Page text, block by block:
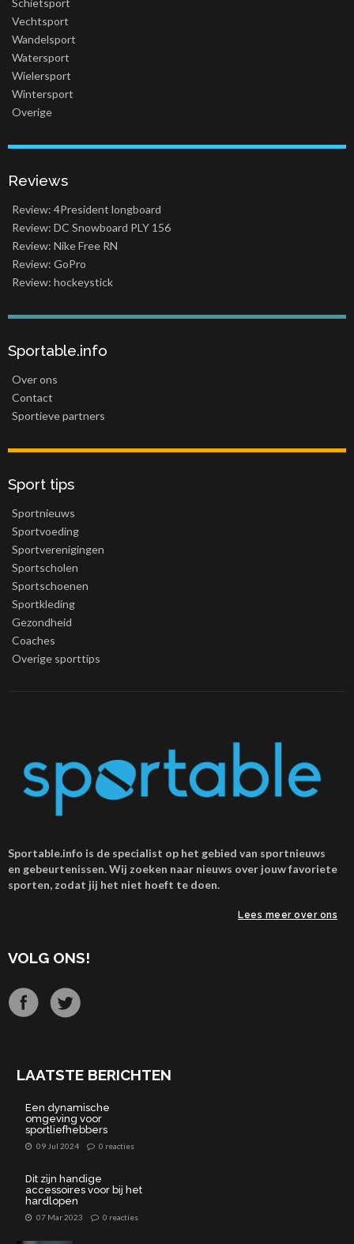
Schietsport
Vechtsport
Wandelsport
Watersport
Wielersport
Wintersport
Overige
Reviews
Review: 4President longboard
Review: DC Snowboard PLY 156
Review: Nike Free RN
Review: GoPro
Review: hockeystick
Sportable.info
Over ons
Contact
Sportieve partners
Sport tips
Sportnieuws
Sportvoeding
Sportverenigingen
Sportscholen
Sportschoenen
Sportkleding
Gezondheid
Coaches
Overige sporttips
Sportable.info is de specialist op het gebied van sportnieuws
en gebeurtenissen. Wij zoeken naar nieuws over jouw favoriete
sporten, zodat jij het niet hoeft te doen.
Lees meer over ons
VOLG ONS!
LAATSTE BERICHTEN
Een dynamische
omgeving voor
sportliefhebbers
09 Jul 2024 0 reacties
Dit zijn handige
accessoires voor bij het
hardlopen
07 Mar 2023 0 reacties